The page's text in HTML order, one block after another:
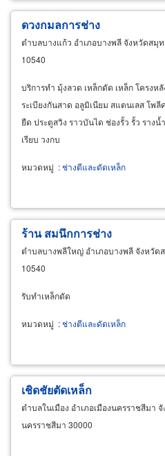
ดวงกมลการช่าง
ตำบลบางแก้ว อำเภอบางพลี จังหวัดสมุ
10540
บริการทำ มุ้งลวด เหล็กดัด เหล็ก โครงห
ระเบียงกันสาด อลูมิเนียม สแตนเลส โพ
ยืด ประตูสวิง ราวบันได ช่องรั้ว รั้ว ราง
เรียบ วงกบ
หมวดหมู่ :ช่างตีและดัดเหล็ก
ร้าน สมนึกการช่าง
ตำบลบางพลีใหญ่ อำเภอบางพลี จังหวัด
10540
รับทำเหล็กดัด
หมวดหมู่ :ช่างตีและดัดเหล็ก
เชิดชัยตัดเหล็ก
ตำบลในเมือง อำเภอเมืองนครราชสีมา
นครราชสีมา 30000